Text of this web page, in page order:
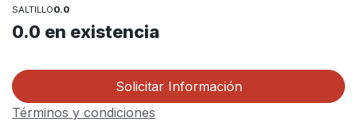
SALTILLO0.0
0.0 en existencia
Solicitar Información
Términos y condiciones